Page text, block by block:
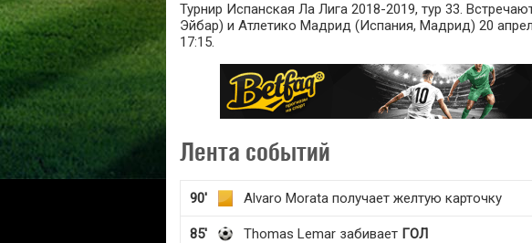
Турнир Испанская Ла Лига 2018-2019, тур 33.
Эйбар) и Атлетико Мадрид (Испания, Мадрид) 20
17:15.
Лента событий
90' Alvaro Morata получает желтую карточку
85' Thomas Lemar забивает ГОЛ